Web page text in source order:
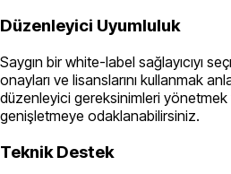
Düzenleyici Uyumluluk
Saygın bir white-label sağlayıcıyı
onayları ve lisanslarını kullanmak
düzenleyici gereksinimleri yönetmek
genişletmeye odaklanabilirsiniz.
Teknik Destek